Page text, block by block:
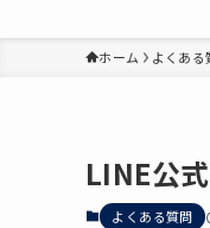
ホーム よくある
LINE公
よくある質問